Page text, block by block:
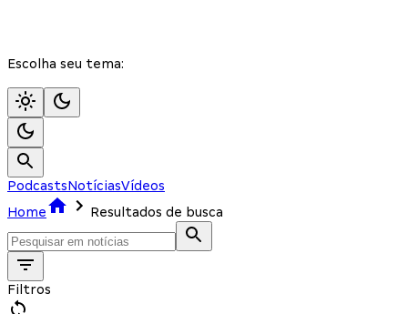
Escolha seu tema:
PodcastsNotíciasVídeos
Home
Resultados de busca
Filtros